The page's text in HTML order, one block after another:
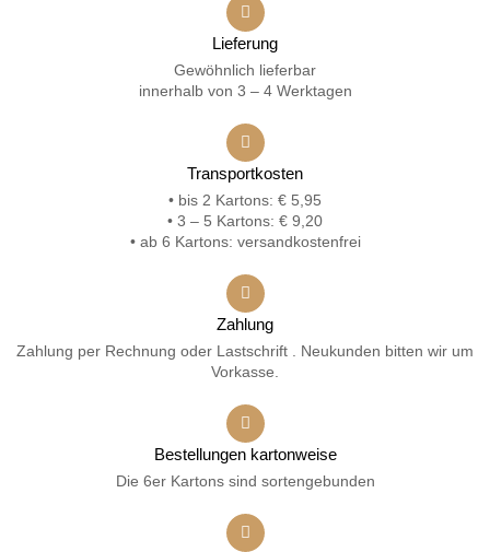
Lieferung
Gewöhnlich lieferbar
innerhalb von 3 – 4 Werktagen
Transportkosten
• bis 2 Kartons: € 5,95
• 3 – 5 Kartons: € 9,20
• ab 6 Kartons: versandkostenfrei
Zahlung
Zahlung per Rechnung oder Lastschrift . Neukunden bitten wir um
Vorkasse.
Bestellungen kartonweise
Die 6er Kartons sind sortengebunden